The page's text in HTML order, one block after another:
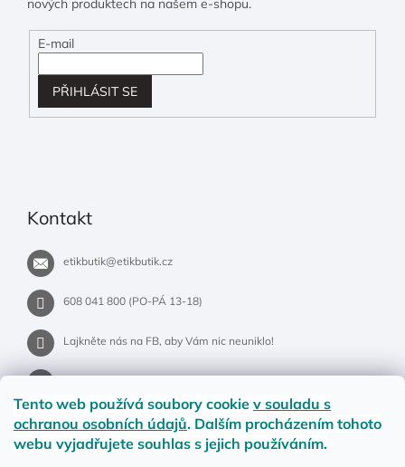
Tento web používá soubory cookie v souladu s
ochranou osobních údajů. Dalším procházením tohoto
webu vyjadřujete souhlas s jejich používáním.
nových produktech na našem e-shopu.
E-mail
PŘIHLÁSIT SE
Kontakt
etikbutik@etikbutik.cz
608 041 800 (PO-PÁ 13-18)
Lajkněte nás na FB, aby Vám nic neuniklo!